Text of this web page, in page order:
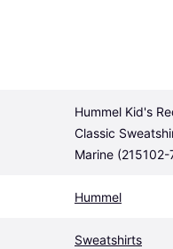
Hummel Kid's
Classic
Marine
Hummel
Sweatshirts